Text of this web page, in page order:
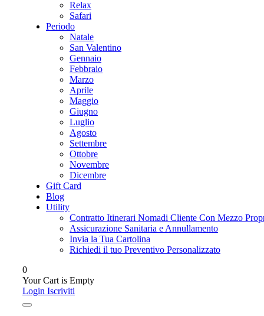
Relax
Safari
Periodo
Natale
San Valentino
Gennaio
Febbraio
Marzo
Aprile
Maggio
Giugno
Luglio
Agosto
Settembre
Ottobre
Novembre
Dicembre
Gift Card
Blog
Utility
Contratto Itinerari Nomadi Cliente Con Mezzo
Assicurazione Sanitaria e Annullamento
Invia la Tua Cartolina
Richiedi il tuo Preventivo Personalizzato
0
Your Cart is Empty
Login Iscriviti